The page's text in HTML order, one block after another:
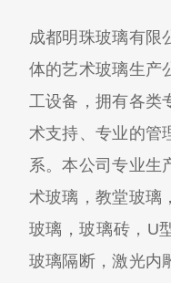
成都明珠玻璃有限
体的艺术玻璃生产
工设备，拥有各类
术支持、专业的管
系。本公司专业生
术玻璃，教堂玻璃
玻璃，玻璃砖，U
玻璃隔断，激光内